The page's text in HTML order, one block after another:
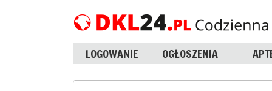
LOGOWANIE OGŁOSZENIA